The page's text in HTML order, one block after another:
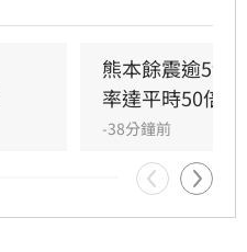
熊本餘震逾590
率達平時50倍
-38分鐘前